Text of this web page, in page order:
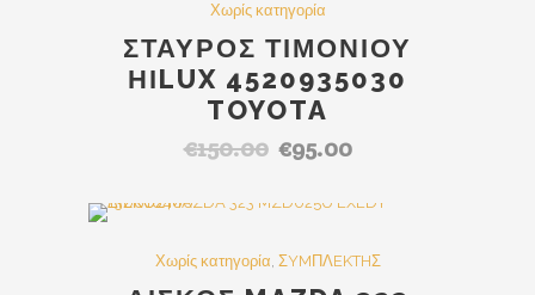
Χωρίς κατηγορία
ΣΤΑΥΡΟΣ ΤΙΜΟΝΙΟΥ
ΗΙLUX 4520935030
TOYOTA
€150.00 Original
was:
€95.00Η
τιμή
SALE
Χωρίς κατηγορία, ΣYMΠΛEKTHΣ